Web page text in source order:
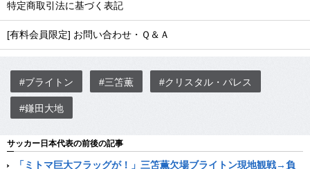
特定商取引法に基づく表記
[有料会員限定] お問い合わせ・Ｑ＆Ａ
#ブライトン #三笘薫 #クリスタル・パレス
#鎌田大地
サッカー日本代表の前後の記事
「ミトマ巨大フラッグが！」三笘薫欠場ブライトン現地観戦→負